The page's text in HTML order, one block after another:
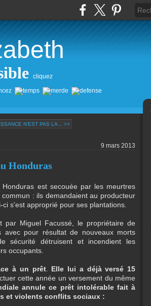
cliquez
N’EST PAS LA... >>
9 mars 2013
Honduras
est secouée par les meurtres
: ils demandaient au producteur
s'est approprié pour ses plantations.
par Miguel Facussé, le propriétaire de
pour résultat de nouveaux morts
sécurité détruisent et incendient les
occupants.
à un prêt. Elle lui a déjà versé 15
cette année un versement du même
annule ce prêt intolérable fait à
et violents conflits sociaux :